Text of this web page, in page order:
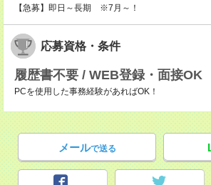
【急募】即日～長期 ※7月～！
応募資格・条件
履歴書不要 / WEB登録・面接OK
PCを使用した事務経験があればOK！
メールで送る